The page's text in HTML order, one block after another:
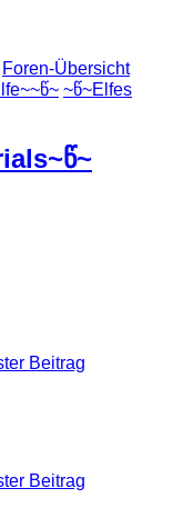
Foren-Übersicht
~წ~Elfes
Beitrag
Beitrag